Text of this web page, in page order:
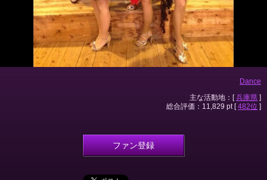
Dance
主な活動地：[兵庫県 ]
総合評価：11,829 pt [482位 ]
ファン登録